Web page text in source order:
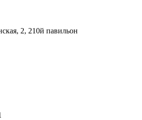
2, 210й павильон